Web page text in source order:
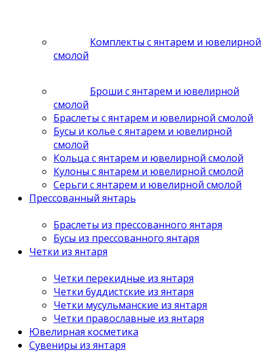
Комплекты с янтарем и ювелирной
смолой
Броши с янтарем и ювелирной
смолой
Браслеты с янтарем и ювелирной смолой
Бусы и колье с янтарем и ювелирной
смолой
Кольца с янтарем и ювелирной смолой
Кулоны с янтарем и ювелирной смолой
Серьги с янтарем и ювелирной смолой
Прессованный янтарь
Браслеты из прессованного янтаря
Бусы из прессованного янтаря
Четки из янтаря
Четки перекидные из янтаря
Четки буддистские из янтаря
Четки мусульманские из янтаря
Четки православные из янтаря
Ювелирная косметика
Сувениры из янтаря